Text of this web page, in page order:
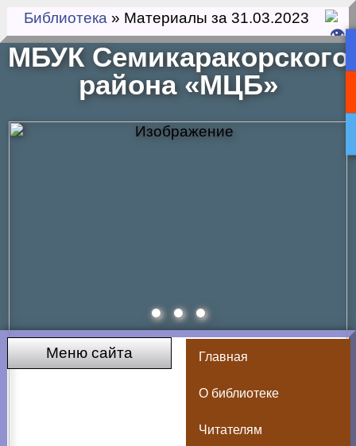
Библиотека » Материалы за 31.03.2023
МБУК Семикаракорского
района «МЦБ»
Меню сайта Главная
О библиотеке
Читателям